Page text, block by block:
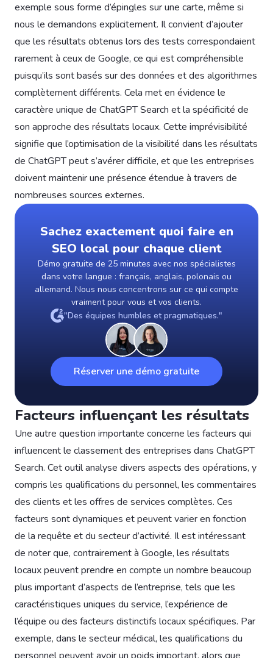
exemple sous forme d’épingles sur une carte, même si
nous le demandons explicitement. Il convient d’ajouter
que les résultats obtenus lors des tests correspondaient
rarement à ceux de Google, ce qui est compréhensible
puisqu’ils sont basés sur des données et des algorithmes
complètement différents. Cela met en évidence le
caractère unique de ChatGPT Search et la spécificité de
son approche des résultats locaux. Cette imprévisibilité
signifie que l’optimisation de la visibilité dans les résultats
de ChatGPT peut s’avérer difficile, et que les entreprises
doivent maintenir une présence étendue à travers de
nombreuses sources externes.
Sachez exactement quoi faire en
SEO local pour chaque client
Démo gratuite de 25 minutes avec nos spécialistes
dans votre langue : français, anglais, polonais ou
allemand. Nous nous concentrons sur ce qui compte
vraiment pour vous et vos clients.
"Des équipes humbles et pragmatiques."
Réserver une démo gratuite
Facteurs influençant les résultats
Une autre question importante concerne les facteurs qui
influencent le classement des entreprises dans ChatGPT
Search. Cet outil analyse divers aspects des opérations, y
compris les qualifications du personnel, les commentaires
des clients et les offres de services complètes. Ces
facteurs sont dynamiques et peuvent varier en fonction
de la requête et du secteur d’activité. Il est intéressant
de noter que, contrairement à Google, les résultats
locaux peuvent prendre en compte un nombre beaucoup
plus important d’aspects de l’entreprise, tels que les
caractéristiques uniques du service, l’expérience de
l’équipe ou des facteurs distinctifs locaux spécifiques. Par
exemple, dans le secteur médical, les qualifications du